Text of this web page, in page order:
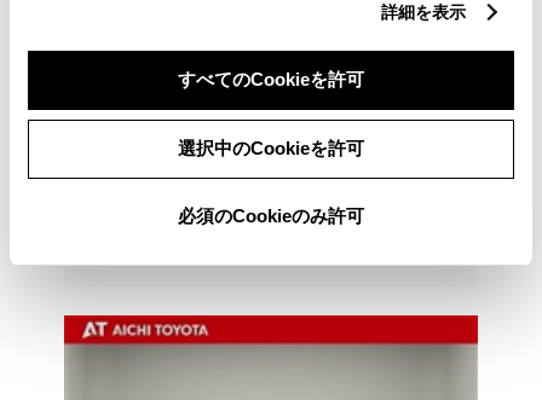
詳細を表示
すべてのCookieを許可
選択中のCookieを許可
必須のCookieのみ許可
ハイブリッド保証付
愛知トヨタ（尾張・名古屋地区） 星崎店
052-822-7111